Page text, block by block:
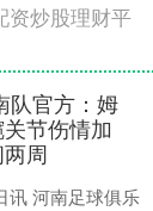
资炒股理财平
队官方：姆
节伤情加
周
讯 河南足球俱乐